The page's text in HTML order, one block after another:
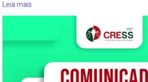
Leia mais